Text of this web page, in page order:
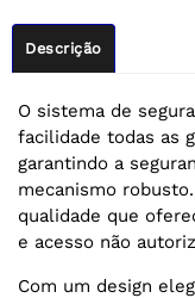
Descrição
O sistema de
facilidade todas as
garantindo a
mecanismo
qualidade que
e acesso não
Com um design